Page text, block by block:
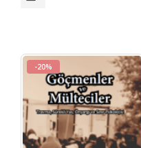
-20%